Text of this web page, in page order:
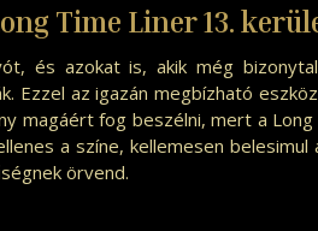
Time Liner 13.
és azokat is, akik még
Ezzel az igazán megbízható
magáért fog beszélni, mert a
a színe, kellemesen
örvend.